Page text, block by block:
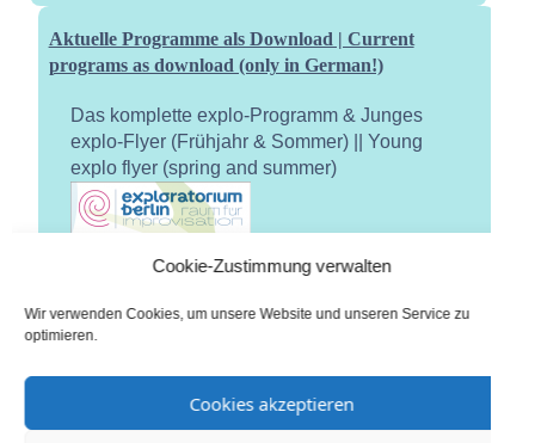
Cookie-Zustimmung verwalten
Wir verwenden Cookies, um unsere Website und unseren Service zu
optimieren.
Cookies akzeptieren
Aktuelle Programme als Download | Current
programs as download (only in German!)
Das komplette explo-Programm & Junges
explo-Flyer (Frühjahr & Sommer) || Young
explo flyer (spring and summer)